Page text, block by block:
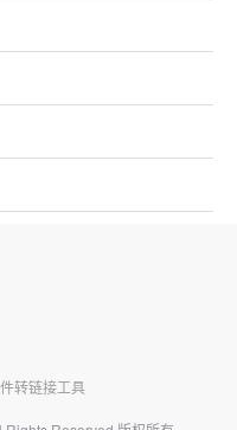
转链接工具